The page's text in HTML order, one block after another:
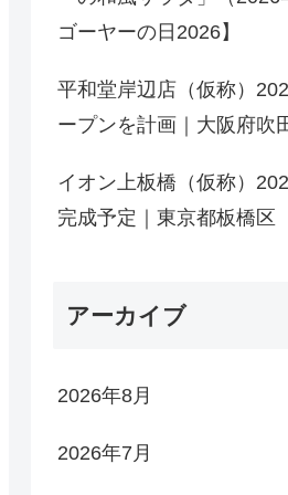
ゴーヤーの日2026】
平和堂岸辺店（仮称）
ープンを計画｜大阪府吹
イオン上板橋（仮称）
完成予定｜東京都板橋区
アーカイブ
2026年8月
2026年7月